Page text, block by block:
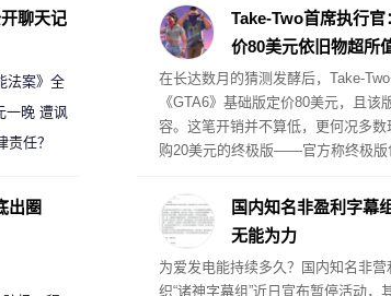
仓储面积已超过118万平方米，占该
一以上。
Take-Two首席执行
价80美元依旧物超所
在长达数月的猜测发酵后，Take-Two
《GTA6》基础版定价80美元，且该
容。这笔开销并不算低，更何况多
购20美元的终极版——官方称终极版
剧情内容”。但Take-Two首席执行官
就游戏的内容体量而言，这个定价已
国内知名非盈利字幕
无能为力
为爱发电能持续多久？国内知名非
织“诸神字幕组”近日宣布暂停活动，
聊天记
法案》全
一晚 遭讽
任？
出圈